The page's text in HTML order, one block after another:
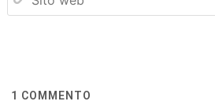
1 COMMENTO